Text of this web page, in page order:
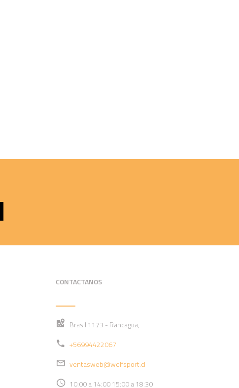
CONTACTANOS
Brasil 1173 - Rancagua,
+56994422067
ventasweb@wolfsport.cl
10:00 a 14:00 15:00 a 18:30